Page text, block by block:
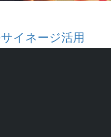
イネージ活用